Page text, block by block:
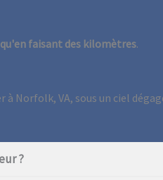
faisant des kilomètres.
?